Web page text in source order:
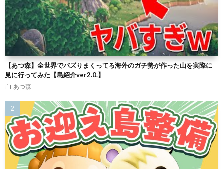
【あつ森】全世界でバズりまくってる海外のガチ勢が作った山を実際に
見に行ってみた【島紹介ver2.0.】
あつ森